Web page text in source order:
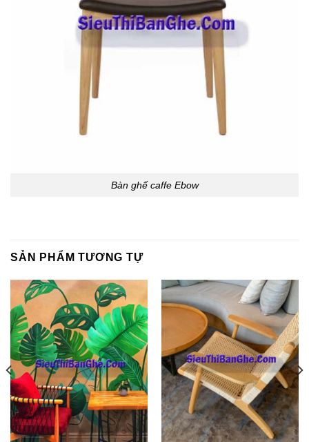
Bàn ghế caffe Ebow
SẢN PHẨM TƯƠNG TỰ